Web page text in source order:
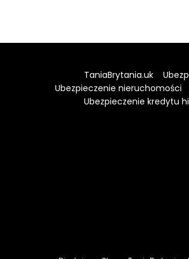
TaniaBrytania.uk
Ubezpieczenie nieruchomości
Ubezpieczenie kredytu